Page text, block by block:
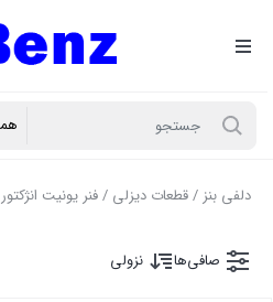
دلفی بنز /قطعات دیزلی /فنر یونیت انژکتور
صافی‌ها نزولی